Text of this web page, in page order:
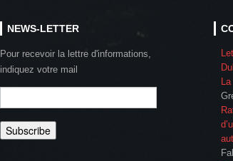
NEWS-LETTER
Pour recevoir la lettre d'informations,
indiquez votre mail